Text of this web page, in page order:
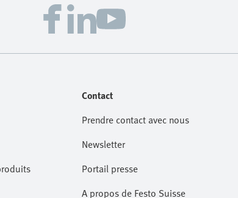
Contact
Prendre contact avec nous
Newsletter
Portail presse
A propos de Festo Suisse